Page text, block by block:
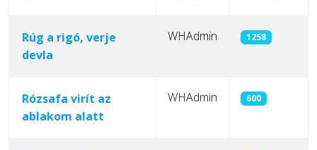
Rúg a rigó, verje
devla
WHAdmin 1258
Rózsafa virít az
ablakom alatt
WHAdmin 600